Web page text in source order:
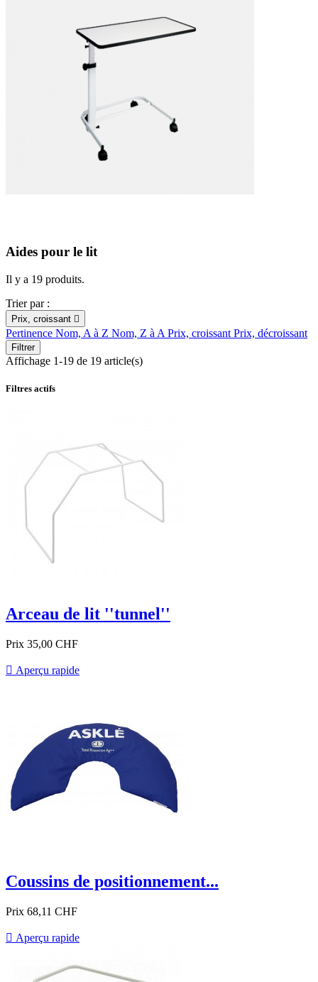
Aides pour le lit
Il y a 19 produits.
Trier par :
Prix, croissant 
Pertinence Nom, A à Z Nom, Z à A Prix, croissant Prix, décroissant
Filtrer
Affichage 1-19 de 19 article(s)
Filtres actifs
Arceau de lit ''tunnel''
Prix 35,00 CHF
 Aperçu rapide
Coussins de positionnement...
Prix 68,11 CHF
 Aperçu rapide